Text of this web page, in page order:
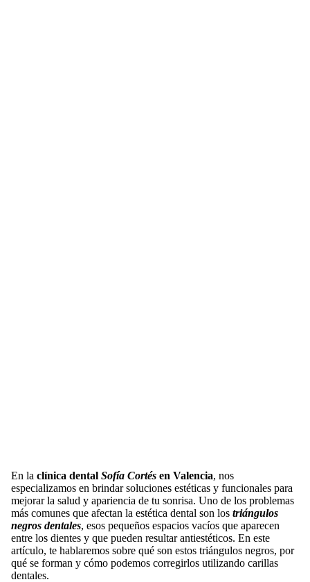
En la clínica dental Sofía Cortés en Valencia, nos
especializamos en brindar soluciones estéticas y funcionales para
mejorar la salud y apariencia de tu sonrisa. Uno de los problemas
más comunes que afectan la estética dental son los triángulos
negros dentales, esos pequeños espacios vacíos que aparecen
entre los dientes y que pueden resultar antiestéticos. En este
artículo, te hablaremos sobre qué son estos triángulos negros, por
qué se forman y cómo podemos corregirlos utilizando carillas
dentales.